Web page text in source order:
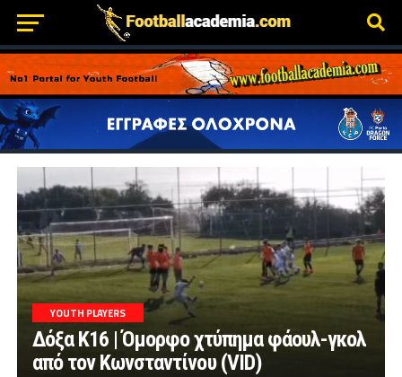
YOUTH PLAYERS
Δόξα Κ16 | Όμορφο χτύπημα φάουλ-γκολ
από τον Κωνσταντίνου (VID)